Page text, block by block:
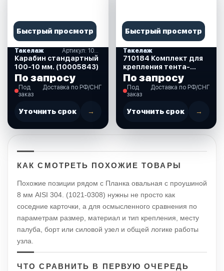
Быстрый просмотр
Такелаж Артикул: 10005843
Карабин стандартный
100-10 мм. (10005843)
По запросу
Под
заказ
Доставка по РФ/СНГ
Уточнить срок →
Быстрый просмотр
Такелаж
710184 Комплект для
крепления тента-
наконечник
+кронштейн
По запросу
Под
заказ
Доставка по РФ/СНГ
Уточнить срок →
КАК СМОТРЕТЬ ПОХОЖИЕ ТОВАРЫ
Похожие позиции рядом с Планка овальная с проушиной
8 мм AISI 304. (1021-0308) нужны не просто как
соседние карточки, а для осмысленного сравнения по
параметрам размер, материал и тип крепления, месту
палуба, борт или силовой узел и общей логике работы
узла.
ЧТО СРАВНИТЬ В ПЕРВУЮ ОЧЕРЕДЬ